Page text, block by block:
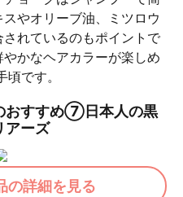
やオリーブ油、ミツロウ
れているのもポイントで
かなヘアカラーが楽しめ
です。
おすすめ⑦日本人の黒
アーズ
の詳細を見る